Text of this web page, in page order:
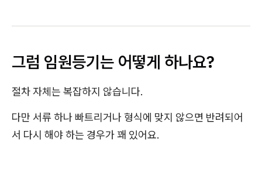
그럼 임원등기는 어떻게 하나요?
절차 자체는 복잡하지 않습니다.
다만 서류 하나 빠트리거나 형식에 맞지 않으면 반려되어
서 다시 해야 하는 경우가 꽤 있어요.